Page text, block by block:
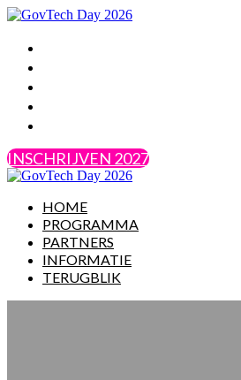
INSCHRIJVEN 2027
HOME
PROGRAMMA
PARTNERS
INFORMATIE
TERUGBLIK